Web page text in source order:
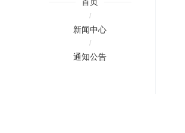
/
新闻中心
/
通知公告